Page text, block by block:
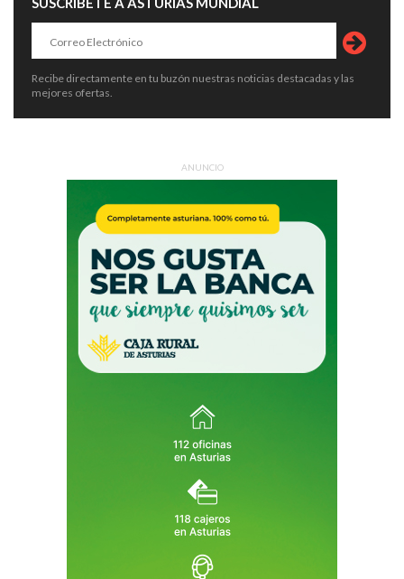
Recibe directamente en tu buzón nuestras noticias destacadas y las
mejores ofertas.
ANUNCIO